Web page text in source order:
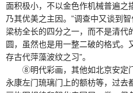
面积极小，不以金色作机械普遍之
乃其优美之主因。”调查中又谈到
梁枋全长的四分之一，而不是清
圆，虽然也是用一整二破的格式。
存古代萍藻波纹之习”。
⑧明代彩画，其他如北京安定
永康左门琉璃门上的额枋等，过